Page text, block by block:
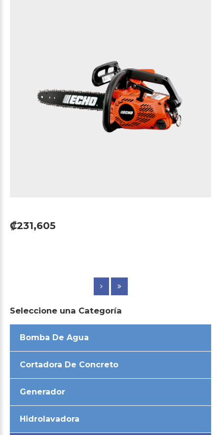
₡231,605
Seleccione una Categoría
Bomba De Agua
Cortadora De Concreto
Generador
Hidrolavadora